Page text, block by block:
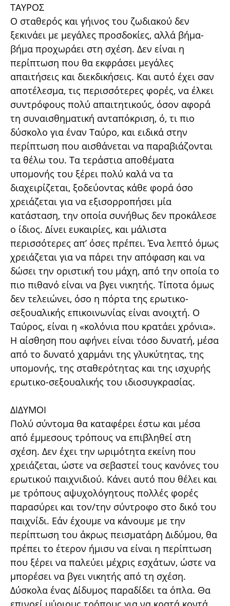
ΤΑΥΡΟΣ
Ο σταθερός και γήινος του ζωδιακού δεν
ξεκινάει με μεγάλες προσδοκίες, αλλά βήμα-
βήμα προχωράει στη σχέση. Δεν είναι η
περίπτωση που θα εκφράσει μεγάλες
απαιτήσεις και διεκδικήσεις. Και αυτό έχει σαν
αποτέλεσμα, τις περισσότερες φορές, να έλκει
συντρόφους πολύ απαιτητικούς, όσον αφορά
τη συναισθηματική ανταπόκριση, ό, τι πιο
δύσκολο για έναν Ταύρο, και ειδικά στην
περίπτωση που αισθάνεται να παραβιάζονται
τα θέλω του. Τα τεράστια αποθέματα
υπομονής του ξέρει πολύ καλά να τα
διαχειρίζεται, ξοδεύοντας κάθε φορά όσο
χρειάζεται για να εξισορροπήσει μία
κατάσταση, την οποία συνήθως δεν προκάλεσε
ο ίδιος. Δίνει ευκαιρίες, και μάλιστα
περισσότερες απ’ όσες πρέπει. Ένα λεπτό όμως
χρειάζεται για να πάρει την απόφαση και να
δώσει την οριστική του μάχη, από την οποία το
πιο πιθανό είναι να βγει νικητής. Τίποτα όμως
δεν τελειώνει, όσο η πόρτα της ερωτικο-
σεξουαλικής επικοινωνίας είναι ανοιχτή. Ο
Ταύρος, είναι η «κολόνια που κρατάει χρόνια».
Η αίσθηση που αφήνει είναι τόσο δυνατή, μέσα
από το δυνατό χαρμάνι της γλυκύτητας, της
υπομονής, της σταθερότητας και της ισχυρής
ερωτικο-σεξουαλικής του ιδιοσυγκρασίας.
ΔΙΔΥΜΟΙ
Πολύ σύντομα θα καταφέρει έστω και μέσα
από έμμεσους τρόπους να επιβληθεί στη
σχέση. Δεν έχει την ωριμότητα εκείνη που
χρειάζεται, ώστε να σεβαστεί τους κανόνες του
ερωτικού παιχνιδιού. Κάνει αυτό που θέλει και
με τρόπους αψυχολόγητους πολλές φορές
παρασύρει και τον/την σύντροφο στο δικό του
παιχνίδι. Εάν έχουμε να κάνουμε με την
περίπτωση του άκρως πεισματάρη Διδύμου, θα
πρέπει το έτερον ήμισυ να είναι η περίπτωση
που ξέρει να παλεύει μέχρις εσχάτων, ώστε να
μπορέσει να βγει νικητής από τη σχέση.
Δύσκολα ένας Δίδυμος παραδίδει τα όπλα. Θα